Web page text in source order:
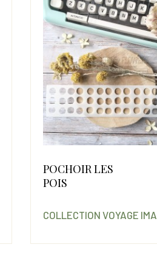
POCHOIR LES
POIS
COLLECTION VOYAGE